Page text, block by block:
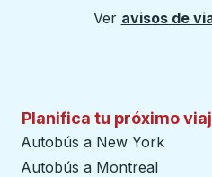
Ver avisos de
Planifica tu próximo
Autobús a New York
Autobús a Montreal